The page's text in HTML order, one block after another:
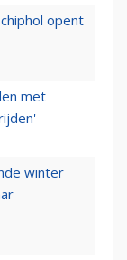
opent
met
winter